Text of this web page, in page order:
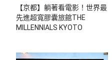
【京都】躺著看電影！世界最
先進超寬膠囊旅館THE
MILLENNIALS KYOTO